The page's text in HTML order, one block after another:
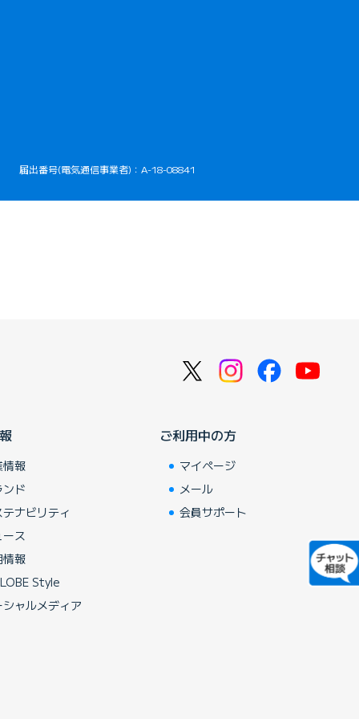
きます）
届出番号(電気通信事業者)：A-18-08841
情報
ンド
ナビリティ
ース
情報
Style
シャルメディア
ご利用中の方
マイページ
メール
会員サポート